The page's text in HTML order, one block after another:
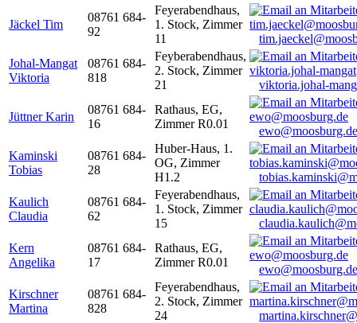
Jäckel Tim
08761 684-
92
Feyerabendhaus,
1. Stock, Zimmer
11
Johal-Mangat
Viktoria
08761 684-
818
Feyberabendhaus,
2. Stock, Zimmer
21
viktoria.johal-
Jüttner Karin
08761 684-
16
Rathaus, EG,
Zimmer R0.01
ewo@moosburg.de
Kaminski
Tobias
08761 684-
28
Huber-Haus, 1.
OG, Zimmer
H1.2
Kaulich
Claudia
08761 684-
62
Feyerabendhaus,
1. Stock, Zimmer
15
Kern
Angelika
08761 684-
17
Rathaus, EG,
Zimmer R0.01
ewo@moosburg.de
Kirschner
Martina
08761 684-
828
Feyerabendhaus,
2. Stock, Zimmer
24